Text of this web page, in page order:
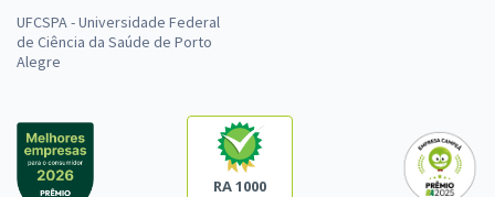
UFCSPA - Universidade Federal
de Ciência da Saúde de Porto
Alegre
RA 1000